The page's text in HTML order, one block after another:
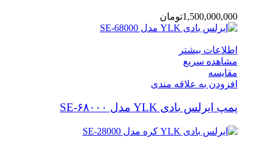
1,500,000,000تومان
اطلاعات بیشتر
مشاهده سریع
مقایسه
افزودن به علاقه مندی
پمپ ایرلس بادی YLK مدل ۶۸۰۰۰-SE